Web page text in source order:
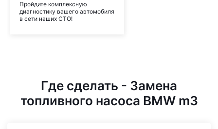
Пройдите комплексную
диагностику вашего автомобиля
в сети наших СТО!
Где сделать - Замена
топливного насоса BMW m3